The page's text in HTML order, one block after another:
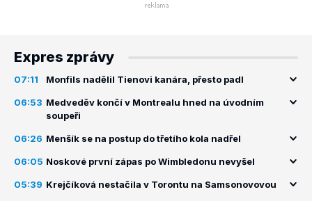
Expres zprávy
07:11 Monfils nadělil Tienovi kanára, přesto padl
06:53 Medveděv končí v Montrealu hned na úvodním
soupeři
06:26 Menšík se na postup do třetího kola nadřel
06:05 Noskové první zápas po Wimbledonu nevyšel
05:39 Krejčíková nestačila v Torontu na Samsonovovou